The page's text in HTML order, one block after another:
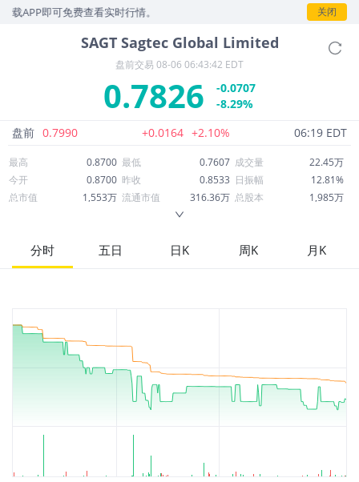
APP即可免费查看实时行情。 关闭
SAGT Sagtec Global Limited
盘前交易 08-06 06:43:42 EDT
0.7826
-0.0707
-8.29%
盘前 0.7990 +0.0164 +2.10% 06:19 EDT
最高 0.8700 最低 0.7607 成交量
22.45万
今开
0.8700 昨收 0.8533 日振幅
12.81%
总市值
1,553万 流通市值 316.36万 总股本
1,985万
52周最高
3.39 市盈率
8.81
股息
分时 五日 日K 周K 月K